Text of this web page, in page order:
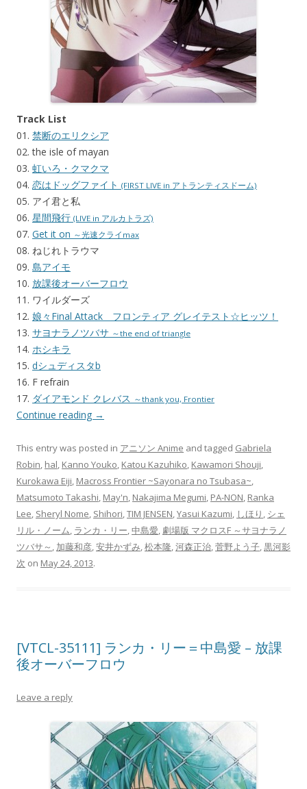
Track List
01. 禁断のエリクシア
02. the isle of mayan
03. 虹いろ・クマクマ
04. 恋はドッグファイト (FIRST LIVE in アトランティスドーム)
05. アイ君と私
06. 星間飛行 (LIVE in アルカトラズ)
07. Get it on ～光速クライmax
08. ねじれトラウマ
09. 島アイモ
10. 放課後オーバーフロウ
11. ワイルダーズ
12. 娘々Final Attack フロンティア グレイテスト☆ヒッツ！
13. サヨナラノツバサ ～the end of triangle
14. ホシキラ
15. dシュディスタb
16. F refrain
17. ダイアモンド クレバス ～thank you, Frontier
Continue reading →
This entry was posted in アニソン Anime and tagged Gabriela
Robin, hal, Kanno Youko, Katou Kazuhiko, Kawamori Shouji,
Kurokawa Eiji, Macross Frontier ~Sayonara no Tsubasa~,
Matsumoto Takashi, May'n, Nakajima Megumi, PA-NON, Ranka
Lee, Sheryl Nome, Shihori,TIM JENSEN,Yasui Kazumi, しほり , シェ
リル・ノーム, ランカ・リー,中島愛, 劇場版 マクロスF ～サヨナラノ
ツバサ～ , 加藤和彦,安井かずみ,松本隆,河森正治,菅野よう子,黒河影
次 on May 24, 2013.
[VTCL-35111] ランカ・リー＝中島愛 – 放課
後オーバーフロウ
Leave a reply